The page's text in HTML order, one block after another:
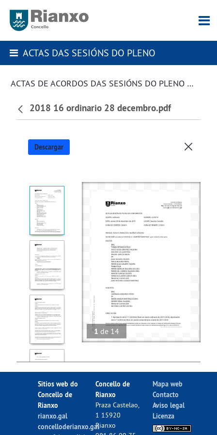
ACTAS DAS SESIÓNS DO PLENO
ACTAS DE ACORDOS DAS SESIÓNS DO PLENO DA CORPORACIÓN
2018 16 ordinario 28 decembro.pdf
Descargar
1 de 14
Sitios web do
Concello de
Rianxo
rianxo.gal
concelloderianxo.gal
Concello de
Rianxo
Praza Castelao,
1 15920
Rianxo
Mapa web
Contacto
Aviso legal
Licenza